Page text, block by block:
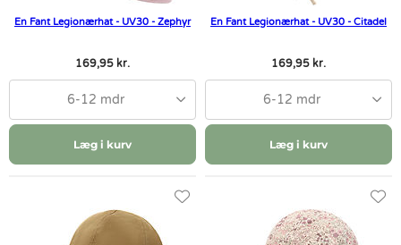
En Fant Legionærhat - UV30 - Zephyr
169,95 kr.
6-12 mdr
Læg i kurv
En Fant Legionærhat - UV30 - Citadel
169,95 kr.
6-12 mdr
Læg i kurv